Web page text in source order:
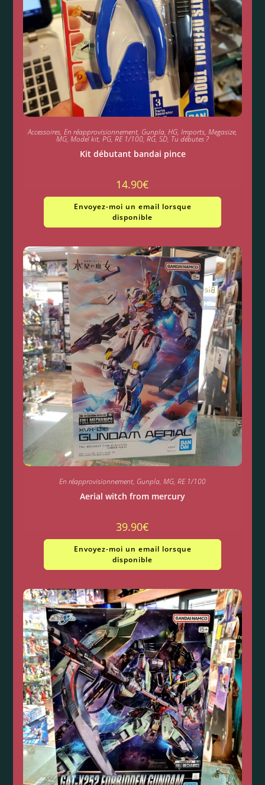
Accessoires, En réapprovisionnement, Gunpla, HG, Imports, Megasize,
MG, Model kit, PG, RE 1/100, RG, SD, Tu débutes ?
Kit débutant bandai pince
14.90€
Envoyez-moi un email lorsque
disponible
En réapprovisionnement, Gunpla, MG, RE 1/100
Aerial witch from mercury
39.90€
Envoyez-moi un email lorsque
disponible